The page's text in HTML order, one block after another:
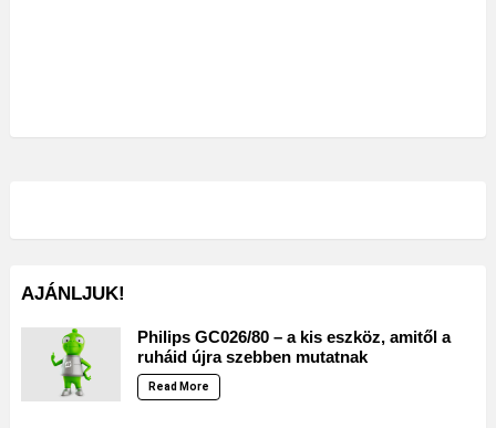
AJÁNLJUK!
Philips GC026/80 – a kis eszköz, amitől a
ruháid újra szebben mutatnak
Read More